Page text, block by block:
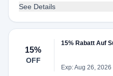
See Details
15%
OFF
15% Rabatt Auf
Exp: Aug 26, 2026